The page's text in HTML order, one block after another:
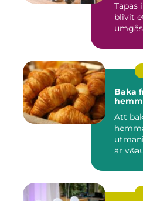
Tapas
blivit
Baka
Att
är